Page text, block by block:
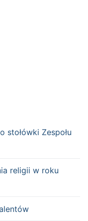
stołówki Zespołu
religii w roku